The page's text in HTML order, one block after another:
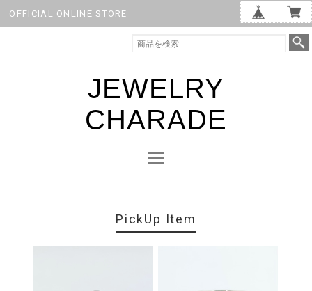
OFFICIAL ONLINE STORE
JEWELRY
CHARADE
PickUp Item